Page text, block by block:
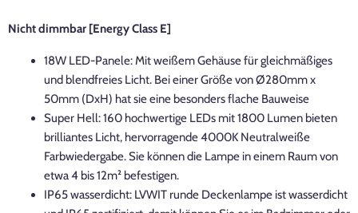
Nicht dimmbar [Energy Class E]
18W LED-Panele: Mit weißem Gehäuse für gleichmäßiges
und blendfreies Licht. Bei einer Größe von Ø280mm x
50mm (DxH) hat sie eine besonders flache Bauweise
Super Hell: 160 hochwertige LEDs mit 1800 Lumen bieten
brilliantes Licht, hervorragende 4000K Neutralweiße
Farbwiedergabe. Sie können die Lampe in einem Raum von
etwa 4 bis 12m² befestigen.
IP65 wasserdicht: LVWIT runde Deckenlampe ist wasserdicht